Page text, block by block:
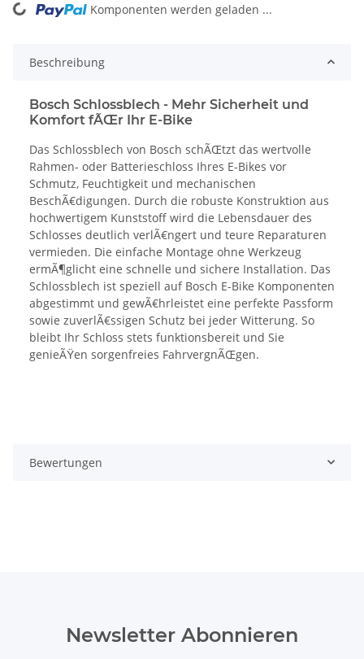
Loading... Komponenten werden geladen ...
Beschreibung
Bosch Schlossblech - Mehr Sicherheit und
Komfort fÃŒr Ihr E-Bike
Das Schlossblech von Bosch schÃŒtzt das wertvolle
Rahmen- oder Batterieschloss Ihres E-Bikes vor
Schmutz, Feuchtigkeit und mechanischen
BeschÃ€digungen. Durch die robuste Konstruktion aus
hochwertigem Kunststoff wird die Lebensdauer des
Schlosses deutlich verlÃ€ngert und teure Reparaturen
vermieden. Die einfache Montage ohne Werkzeug
ermÃ¶glicht eine schnelle und sichere Installation. Das
Schlossblech ist speziell auf Bosch E-Bike Komponenten
abgestimmt und gewÃ€hrleistet eine perfekte Passform
sowie zuverlÃ€ssigen Schutz bei jeder Witterung. So
bleibt Ihr Schloss stets funktionsbereit und Sie
genieÃŸen sorgenfreies FahrvergnÃŒgen.
Bewertungen
Newsletter Abonnieren